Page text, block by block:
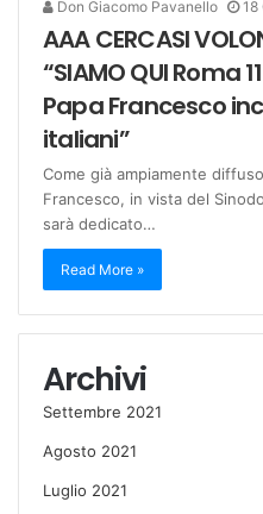
Don Giacomo Pavanello 18
AAA CERCASI
“SIAMO QUI Roma
Papa Francesco
italiani”
Come già ampiamente
Francesco, in vista del
sarà dedicato…
Read More »
Archivi
Settembre 2021
Agosto 2021
Luglio 2021